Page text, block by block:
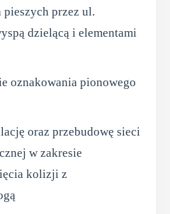
przez ul.
dzielącą i elementami
oznakowania pionowego
oraz przebudowę sieci
w zakresie
kolizji z